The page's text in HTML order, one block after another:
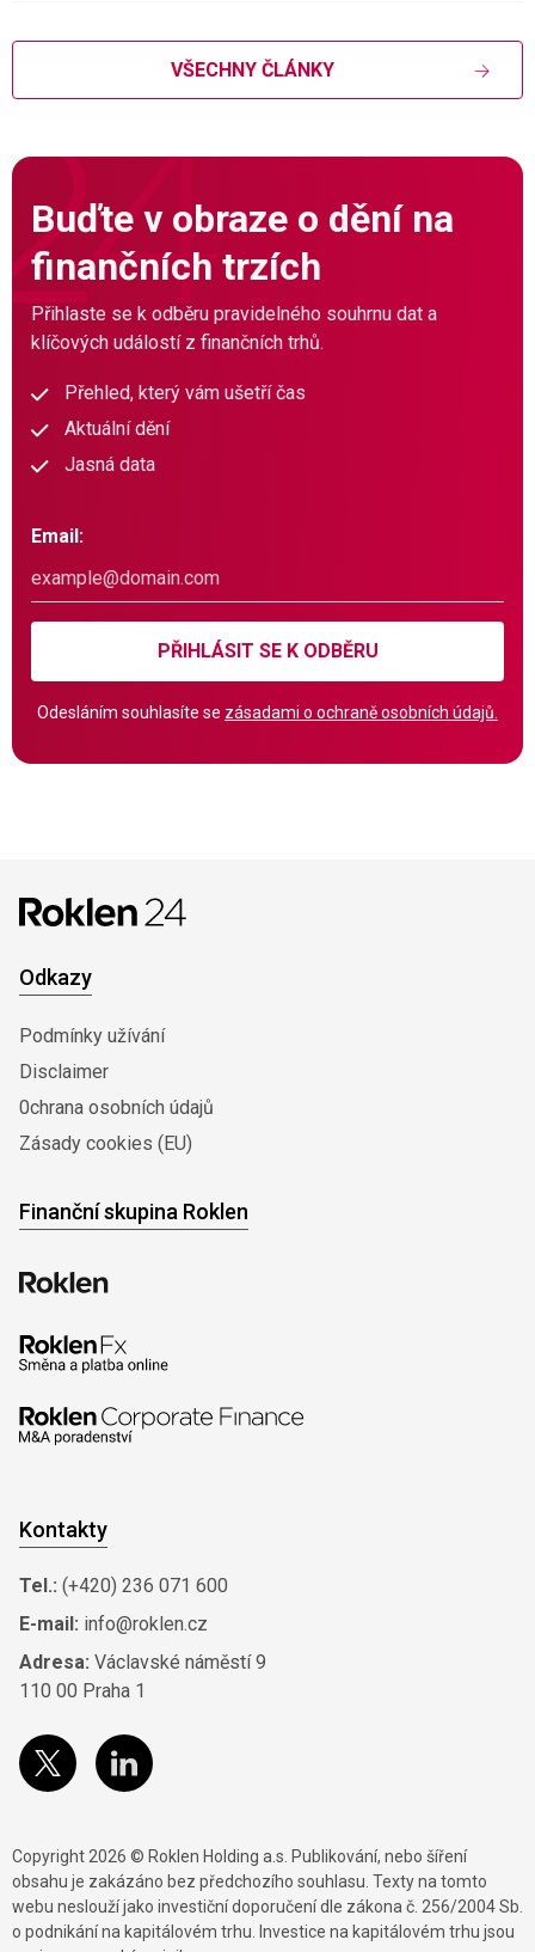
VŠECHNY ČLÁNKY
Buďte v obraze o dění na
finančních trzích
Přihlaste se k odběru pravidelného souhrnu dat a
klíčových událostí z finančních trhů.
Přehled, který vám ušetří čas
Aktuální dění
Jasná data
Email:
PŘIHLÁSIT SE K ODBĚRU
Odesláním souhlasíte se zásadami o ochraně osobních údajů.
Odkazy
Podmínky užívání
Disclaimer
0chrana osobních údajů
Zásady cookies (EU)
Finanční skupina Roklen
Kontakty
Tel.: (+420) 236 071 600
E-mail: info@roklen.cz
Adresa: Václavské náměstí 9
110 00 Praha 1
Copyright 2026 © Roklen Holding a.s. Publikování, nebo šíření
obsahu je zakázáno bez předchozího souhlasu. Texty na tomto
webu neslouží jako investiční doporučení dle zákona č. 256/2004 Sb.
o podnikání na kapitálovém trhu. Investice na kapitálovém trhu jsou